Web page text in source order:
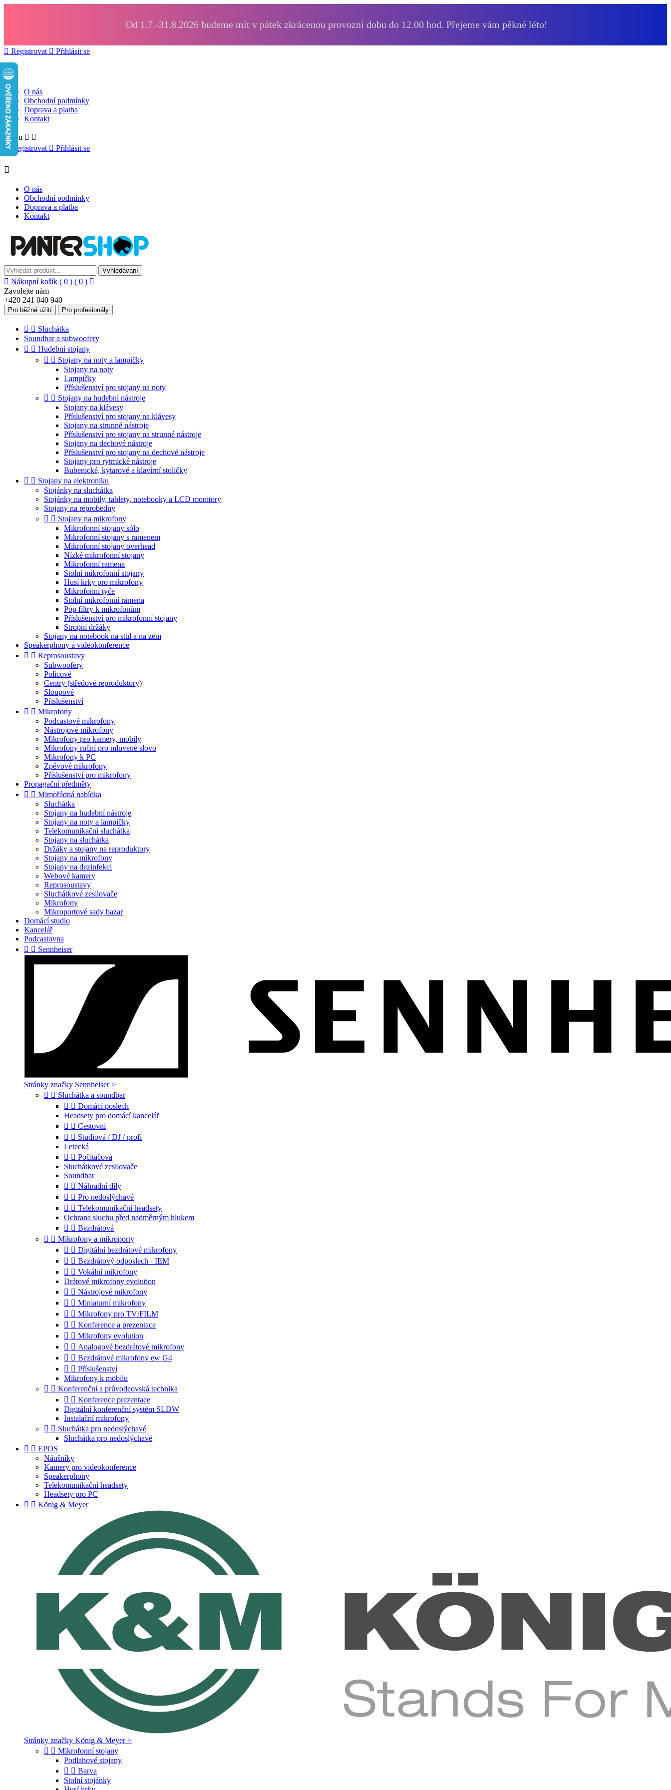
Od 1.7.-31.8.2026 budeme mít v pátek zkrácenou provozní dobu do 12.00 hod. Přejeme vám pěkné léto!
 Registrovat  Přihlásit se

O nás
Obchodní podmínky
Doprava a platba
Kontakt
Menu  

Registrovat  Přihlásit se

O nás
Obchodní podmínky
Doprava a platba
Kontakt
Vyhledávání
 Nákupní košík ( 0 ) ( 0 ) 
Zavolejte nám
+420 241 040 940
Pro běžné užití Pro profesionály
  Sluchátka
Soundbar a subwoofery
  Hudební stojany
  Stojany na noty a lampičky
Stojany na noty
Lampičky
Příslušenství pro stojany na noty
  Stojany na hudební nástroje
Stojany na klávesy
Příslušenství pro stojany na klávesy
Stojany na strunné nástroje
Příslušenství pro stojany na strunné nástroje
Stojany na dechové nástroje
Příslušenství pro stojany na dechové nástroje
Stojany pro rytmické nástroje
Bubenické, kytarové a klavírní stoličky
  Stojany na elektroniku
Stojánky na sluchátka
Stojánky na mobily, tablety, notebooky a LCD monitory
Stojany na reprobedny
  Stojany na mikrofony
Mikrofonní stojany sólo
Mikrofonní stojany s ramenem
Mikrofonní stojany overhead
Nízké mikrofonní stojany
Mikrofonní ramena
Stolní mikrofonní stojany
Husí krky pro mikrofony
Mikrofonní tyče
Stolní mikrofonní ramena
Pop filtry k mikrofonům
Příslušenství pro mikrofonní stojany
Stropní držáky
Stojany na notebook na stůl a na zem
Speakerphony a videokonference
  Reprosoustavy
Subwoofery
Policové
Centry (středové reproduktory)
Sloupové
Příslušenství
  Mikrofony
Podcastové mikrofony
Nástrojové mikrofony
Mikrofony pro kamery, mobily
Mikrofony ruční pro mluvené slovo
Mikrofony k PC
Zpěvové mikrofony
Příslušenství pro mikrofony
Propagační předměty
  Mimořádná nabídka
Sluchátka
Stojany na hudební nástroje
Stojany na noty a lampičky
Telekomunikační sluchátka
Stojany na sluchátka
Držáky a stojany na reproduktory
Stojany na mikrofony
Stojany na dezinfekci
Webové kamery
Reprosoustavy
Sluchátkové zesilovače
Mikrofony
Mikroportové sady bazar
Domácí studio
Kancelář
Podcastovna
  Sennheiser
Stránky značky Sennheiser >
  Sluchátka a soundbar
  Domácí poslech
Headsety pro domácí kancelář
  Cestovní
  Studiová / DJ / profi
Letecká
  Počítačová
Sluchátkové zesilovače
Soundbar
  Náhradní díly
  Pro nedoslýchavé
  Telekomunikační headsety
Ochrana sluchu před nadměrným hlukem
  Bezdrátová
  Mikrofony a mikroporty
  Digitální bezdrátové mikrofony
  Bezdrátový odposlech - IEM
  Vokální mikrofony
Drátové mikrofony evolution
  Nástrojové mikrofony
  Miniaturní mikrofony
  Mikrofony pro TV/FILM
  Konference a prezentace
  Mikrofony evolution
  Analogové bezdrátové mikrofony
  Bezdrátové mikrofony ew G4
  Příslušenství
Mikrofony k mobilu
  Konferenční a průvodcovská technika
  Konference prezentace
Digitální konferenční systém SLDW
Instalační mikrofony
  Sluchátka pro nedoslýchavé
Sluchátka pro nedoslýchavé
  EPOS
Náušníky
Kamery pro videokonference
Speakerphony
Telekomunikační headsety
Headsety pro PC
  König & Meyer
Stránky značky König & Meyer >
  Mikrofonní stojany
Podlahové stojany
  Barva
Stolní stojánky